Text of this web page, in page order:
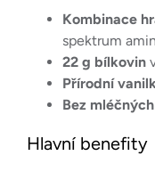
Kombinace
spektrum
22 g bílkovin
Přírodní
Bez
Hlavní benefity